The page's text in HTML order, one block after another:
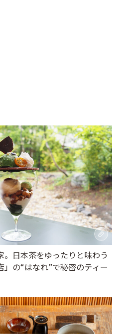
。日本茶をゆったりと味わう
」の“はなれ”で秘密のティー